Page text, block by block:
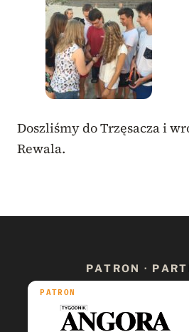
Doszliśmy do Trzęsacza i
Rewala.
PATRON ·
PATRON